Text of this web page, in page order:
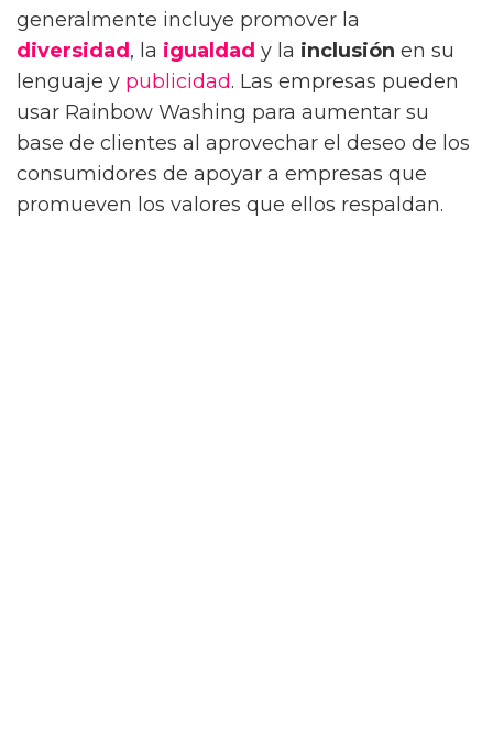
generalmente incluye promover la
diversidad , la igualdad y la inclusión en su
lenguaje y publicidad. Las empresas pueden
usar Rainbow Washing para aumentar su
base de clientes al aprovechar el deseo de los
consumidores de apoyar a empresas que
promueven los valores que ellos respaldan.